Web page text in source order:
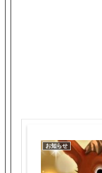
お知らせ